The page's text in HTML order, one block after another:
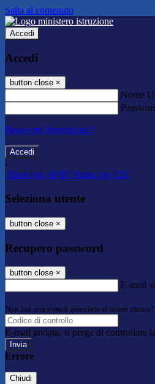
Salta al contenuto
Accedi
Accedi
button close ×
Nome
Password dimenticata?
-
Entra con SPID Entra con CIE
Seleziona utente
button close ×
Recupero password
button close ×
E-mail
Non hai una e-mail associata al nome
E-mail inviata, si prega di controllare
Errore
Chiudi